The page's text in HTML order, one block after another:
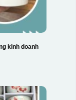
kinh doanh